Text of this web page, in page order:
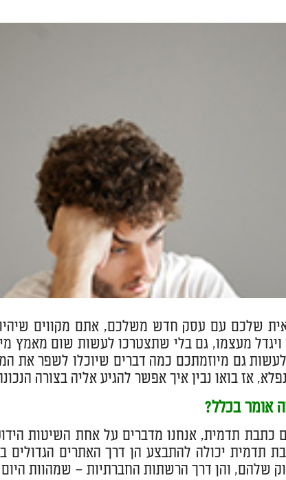
שלכם עם עסק חדש משלכם, אתם מקווים שיהיו
מעצמו, גם בלי שתצטרכו לעשות שום מאמץ
גם מיוזמתכם כמה דברים שיוכלו לשפר את
אז בואו נבין איך אפשר להגיע אליה בצורה
אומר בכלל?
כתבת תדמית, אנחנו מדברים על אחת השיטות
תדמית יכולה להתבצע הן דרך האתרים הגדולים
שלהם, והן דרך הרשתות החברתיות – שמהוות היום